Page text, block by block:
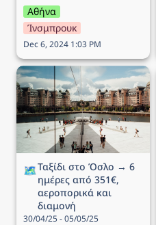
Αθήνα
Ίνσμπρουκ
Dec 6, 2024 1:03 PM
Ταξίδι στο Όσλο → 6
ημέρες από 351€,
αεροπορικά και διαμονή
🗺️Ταξίδι στο Όσλο → 6
ημέρες από 351€,
αεροπορικά και
διαμονή
30/04/25 - 05/05/25